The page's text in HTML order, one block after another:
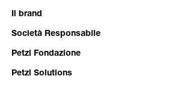
Il brand
Società Responsabile
Petzl Fondazione
Petzl Solutions